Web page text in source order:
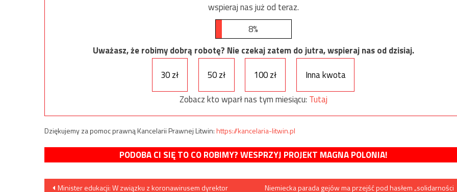
wspieraj nas już od teraz.
8%
Uważasz, że robimy dobrą robotę? Nie czekaj zatem do jutra, wspieraj nas od dzisiaj.
30 zł
50 zł 100 zł
Inna kwota
Zobacz kto wparł nas tym miesiącu: Tutaj
Dziękujemy za pomoc prawną Kancelarii Prawnej Litwin:https://kancelaria-litwin.pl
PODOBA CI SIĘ TO CO ROBIMY? WESPRZYJ PROJEKT MAGNA POLONIA!
Minister edukacji: W związku z koronawirusem dyrektor Niemiecka parada gejów ma przejść pod hasłem „solidarności